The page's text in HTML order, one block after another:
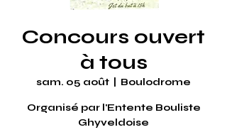
Concours ouvert
à tous
sam. 05 août Boulodrome
Organisé par l'Entente Bouliste
Ghyveldoise